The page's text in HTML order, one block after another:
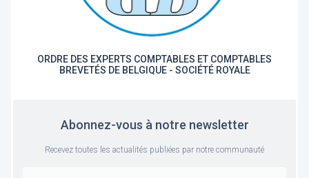
ORDRE DES EXPERTS COMPTABLES ET COMPTABLES
BREVETÉS DE BELGIQUE - SOCIÉTÉ ROYALE
Abonnez-vous à notre newsletter
Recevez toutes les actualités publiées par notre communauté